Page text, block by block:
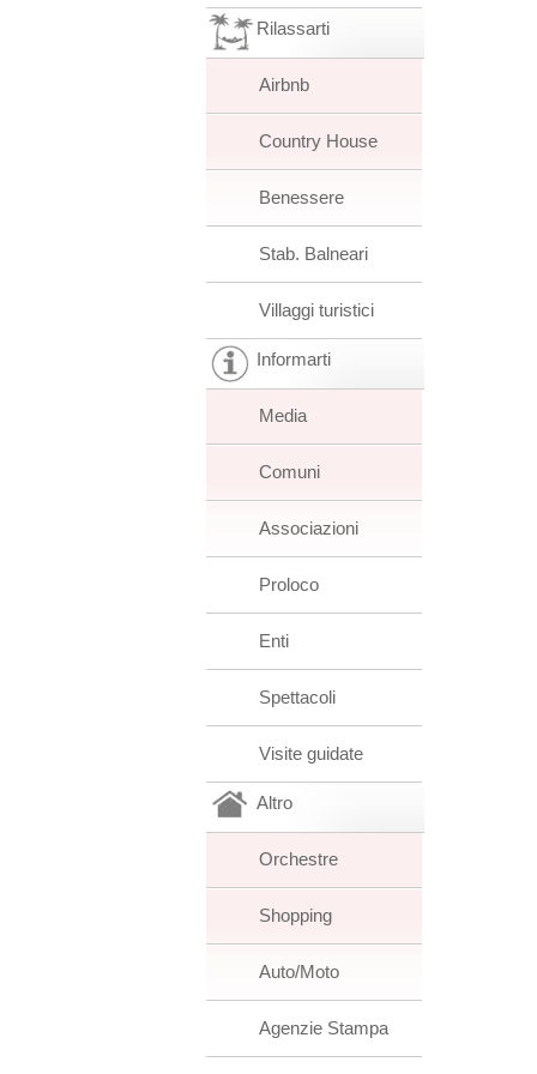
Rilassarti
Airbnb
Country House
Benessere
Stab. Balneari
Villaggi turistici
Informarti
Media
Comuni
Associazioni
Proloco
Enti
Spettacoli
Visite guidate
Altro
Orchestre
Shopping
Auto/Moto
Agenzie Stampa